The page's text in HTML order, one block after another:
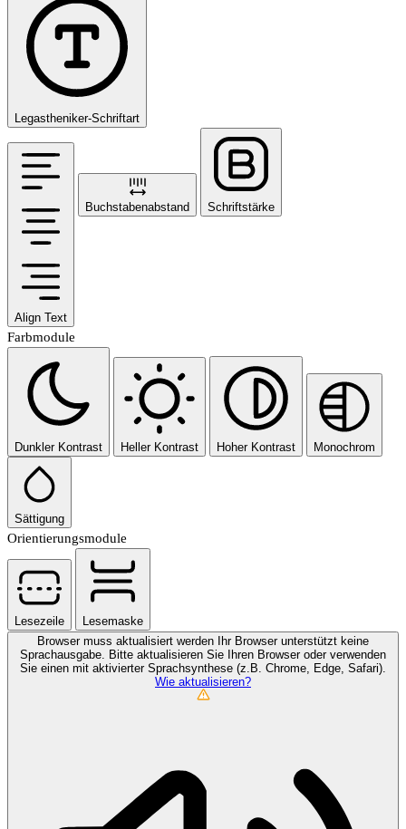
Legastheniker-Schriftart
Align Text
Buchstabenabstand Schriftstärke
Farbmodule
Dunkler Kontrast Heller Kontrast Hoher Kontrast Monochrom
Sättigung
Orientierungsmodule
Lesezeile
Lesemaske
Browser muss aktualisiert werden
Ihr Browser unterstützt keine
Sprachausgabe. Bitte aktualisieren Sie Ihren Browser oder verwenden
Sie einen mit aktivierter Sprachsynthese (z.B. Chrome, Edge, Safari).
Wie aktualisieren?